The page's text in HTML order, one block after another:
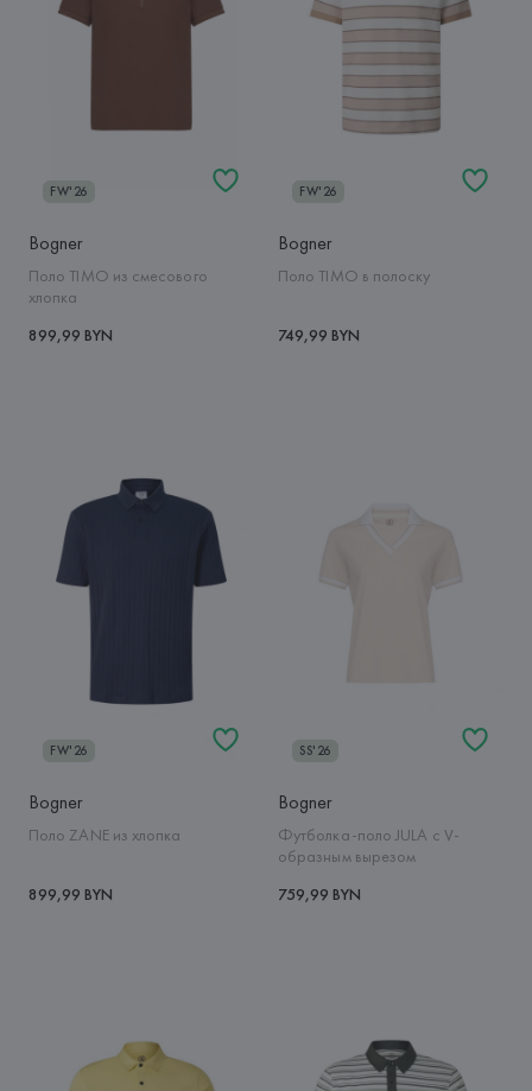
FW'26
Bogner
Поло TIMO из смесового
хлопка
899,99 BYN
FW'26
Bogner
Поло TIMO в полоску
749,99 BYN
FW'26
Bogner
Поло ZANE из хлопка
899,99 BYN
SS'26
Bogner
Футболка-поло JULA с V-
образным вырезом
759,99 BYN